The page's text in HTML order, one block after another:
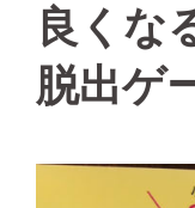
良くな
脱出ゲ